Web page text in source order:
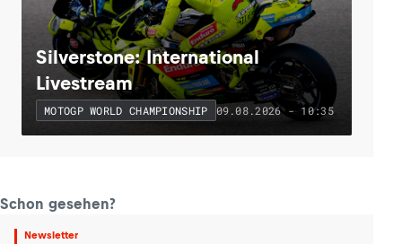
Silverstone: International
Livestream
MOTOGP WORLD CHAMPIONSHIP 09.08.2026 - 10:35
Schon gesehen?
Newsletter